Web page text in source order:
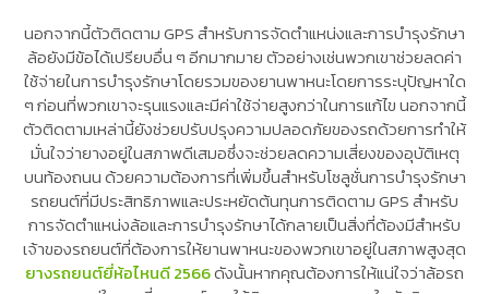
นอกจากนี้ตัวติดตาม GPS สำหรับการจัดตำแหน่งและการบำรุงรักษา
ล้อยังมีข้อได้เปรียบอื่น ๆ อีกมากมาย ตัวอย่างเช่นพวกเขาช่วยลดค่า
ใช้จ่ายในการบำรุงรักษาโดยรวมของยานพาหนะโดยการระบุปัญหาใด
ๆ ก่อนที่พวกเขาจะรุนแรงและมีค่าใช้จ่ายสูงกว่าในการแก้ไข นอกจากนี้
ตัวติดตามเหล่านี้ยังช่วยปรับปรุงความปลอดภัยของรถด้วยการทำให้
มั่นใจว่ายางอยู่ในสภาพดีเสมอซึ่งจะช่วยลดความเสี่ยงของอุบัติเหตุ
บนท้องถนน ด้วยความต้องการที่เพิ่มขึ้นสำหรับโซลูชั่นการบำรุงรักษา
รถยนต์ที่มีประสิทธิภาพและประหยัดต้นทุนการติดตาม GPS สำหรับ
การจัดตำแหน่งล้อและการบำรุงรักษาได้กลายเป็นสิ่งที่ต้องมีสำหรับ
เจ้าของรถยนต์ที่ต้องการให้ยานพาหนะของพวกเขาอยู่ในสภาพสูงสุด
ยางรถยนต์ยี่ห้อไหนดี 2566ดังนั้นหากคุณต้องการให้แน่ใจว่าล้อรถ